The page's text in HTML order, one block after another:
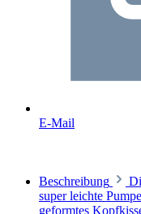
E-Mail
Beschreibung
super leichte
geformtes